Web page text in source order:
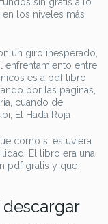
los niveles más
un giro inesperado,
enfrentamiento entre
es a pdf libro
por las páginas,
cuando de
El Hada Roja
como si estuviera
El libro era una
pdf gratis y que